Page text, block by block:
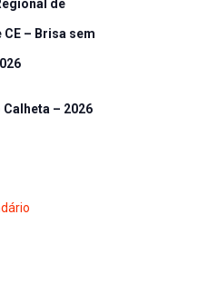
de
CE – Brisa sem
– 2026